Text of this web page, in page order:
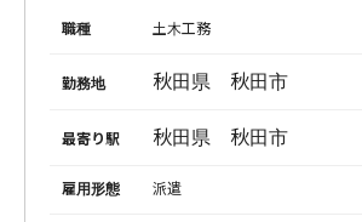
職種 土木工務
勤務地 秋田県 秋田市
最寄り駅 秋田県 秋田市
雇用形態 派遣